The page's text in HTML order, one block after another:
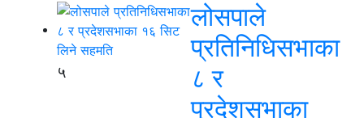
५
लोसपाले
प्रतिनिधिसभाका
८ र
प्रदेशसभाका